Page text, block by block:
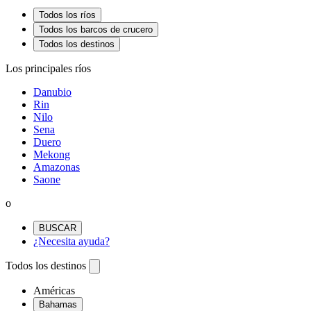
Todos los ríos
Todos los barcos de crucero
Todos los destinos
Los principales ríos
Danubio
Rin
Nilo
Sena
Duero
Mekong
Amazonas
Saone
o
BUSCAR
¿Necesita ayuda?
Todos los destinos
Américas
Bahamas